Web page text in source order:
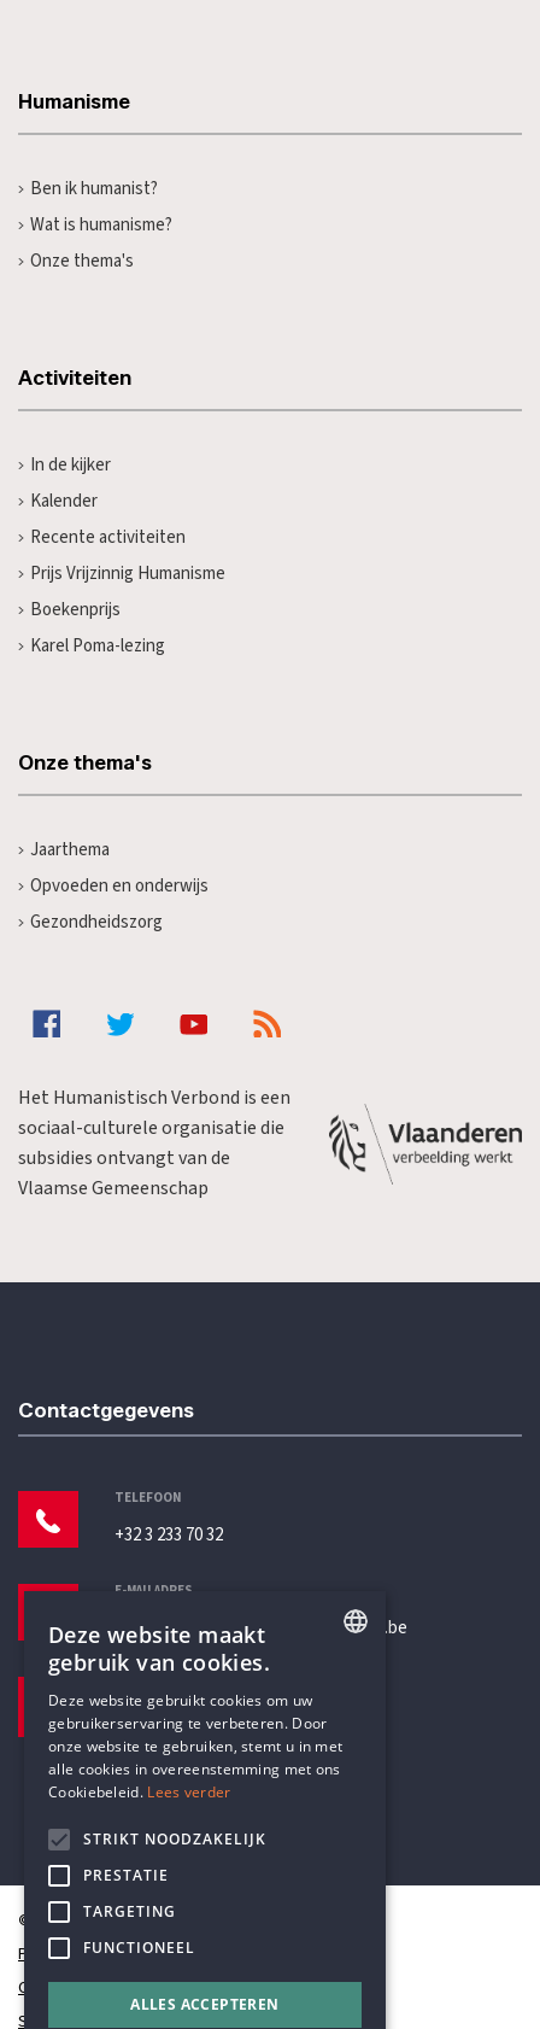
Humanisme
Ben ik humanist?
Wat is humanisme?
Onze thema's
Activiteiten
In de kijker
Kalender
Recente activiteiten
Prijs Vrijzinnig Humanisme
Boekenprijs
Karel Poma-lezing
Onze thema's
Jaarthema
Opvoeden en onderwijs
Gezondheidszorg
Het Humanistisch Verbond is een
sociaal-culturele organisatie die
subsidies ontvangt van de
Vlaamse Gemeenschap
Contactgegevens
TELEFOON
+32 3 233 70 32
E-MAILADRES
secretariaat@humanistischverbond.be
Pottenbrug 4
Antwerpen, 2000
© Humanistisch Verbond 2026
Privacy
Cookiestatement
Sitemap
DUTCH
Deze website maakt
gebruik van cookies.
Deze website gebruikt cookies om uw
gebruikerservaring te verbeteren. Door
onze website te gebruiken, stemt u in met
alle cookies in overeenstemming met ons
Cookiebeleid. Lees verder
STRIKT NOODZAKELIJK
PRESTATIE
TARGETING
FUNCTIONEEL
ALLES ACCEPTEREN